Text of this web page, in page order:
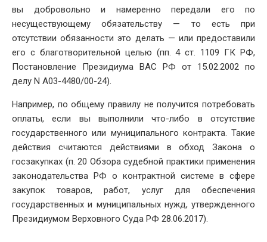
вы добровольно и намеренно передали его по
несуществующему обязательству — то есть при
отсутствии обязанности это делать — или предоставили
его с благотворительной целью (пп. 4 ст. 1109 ГК РФ,
Постановление Президиума ВАС РФ от 15.02.2002 по
делу N А03-4480/00-24).
Например, по общему правилу не получится потребовать
оплаты, если вы выполнили что-либо в отсутствие
государственного или муниципального контракта. Такие
действия считаются действиями в обход Закона о
госзакупках (п. 20 Обзора судебной практики применения
законодательства РФ о контрактной системе в сфере
закупок товаров, работ, услуг для обеспечения
государственных и муниципальных нужд, утвержденного
Президиумом Верховного Суда РФ 28.06.2017).